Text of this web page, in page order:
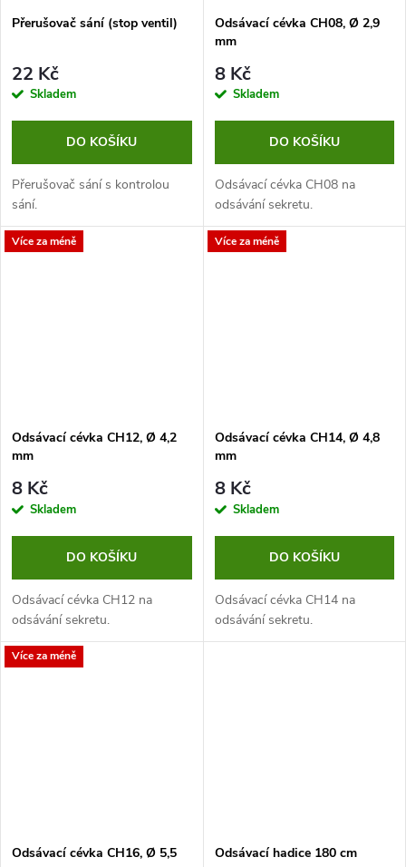
Přerušovač sání (stop ventil)
22 Kč
Skladem
DO KOŠÍKU
Přerušovač sání s kontrolou
sání.
Odsávací cévka CH08, Ø 2,9
mm
8 Kč
Skladem
DO KOŠÍKU
Odsávací cévka CH08 na
odsávání sekretu.
Více za méně
Odsávací cévka CH12, Ø 4,2
mm
8 Kč
Skladem
DO KOŠÍKU
Odsávací cévka CH12 na
odsávání sekretu.
Více za méně
Odsávací cévka CH14, Ø 4,8
mm
8 Kč
Skladem
DO KOŠÍKU
Odsávací cévka CH14 na
odsávání sekretu.
Více za méně
Odsávací cévka CH16, Ø 5,5
Odsávací hadice 180 cm